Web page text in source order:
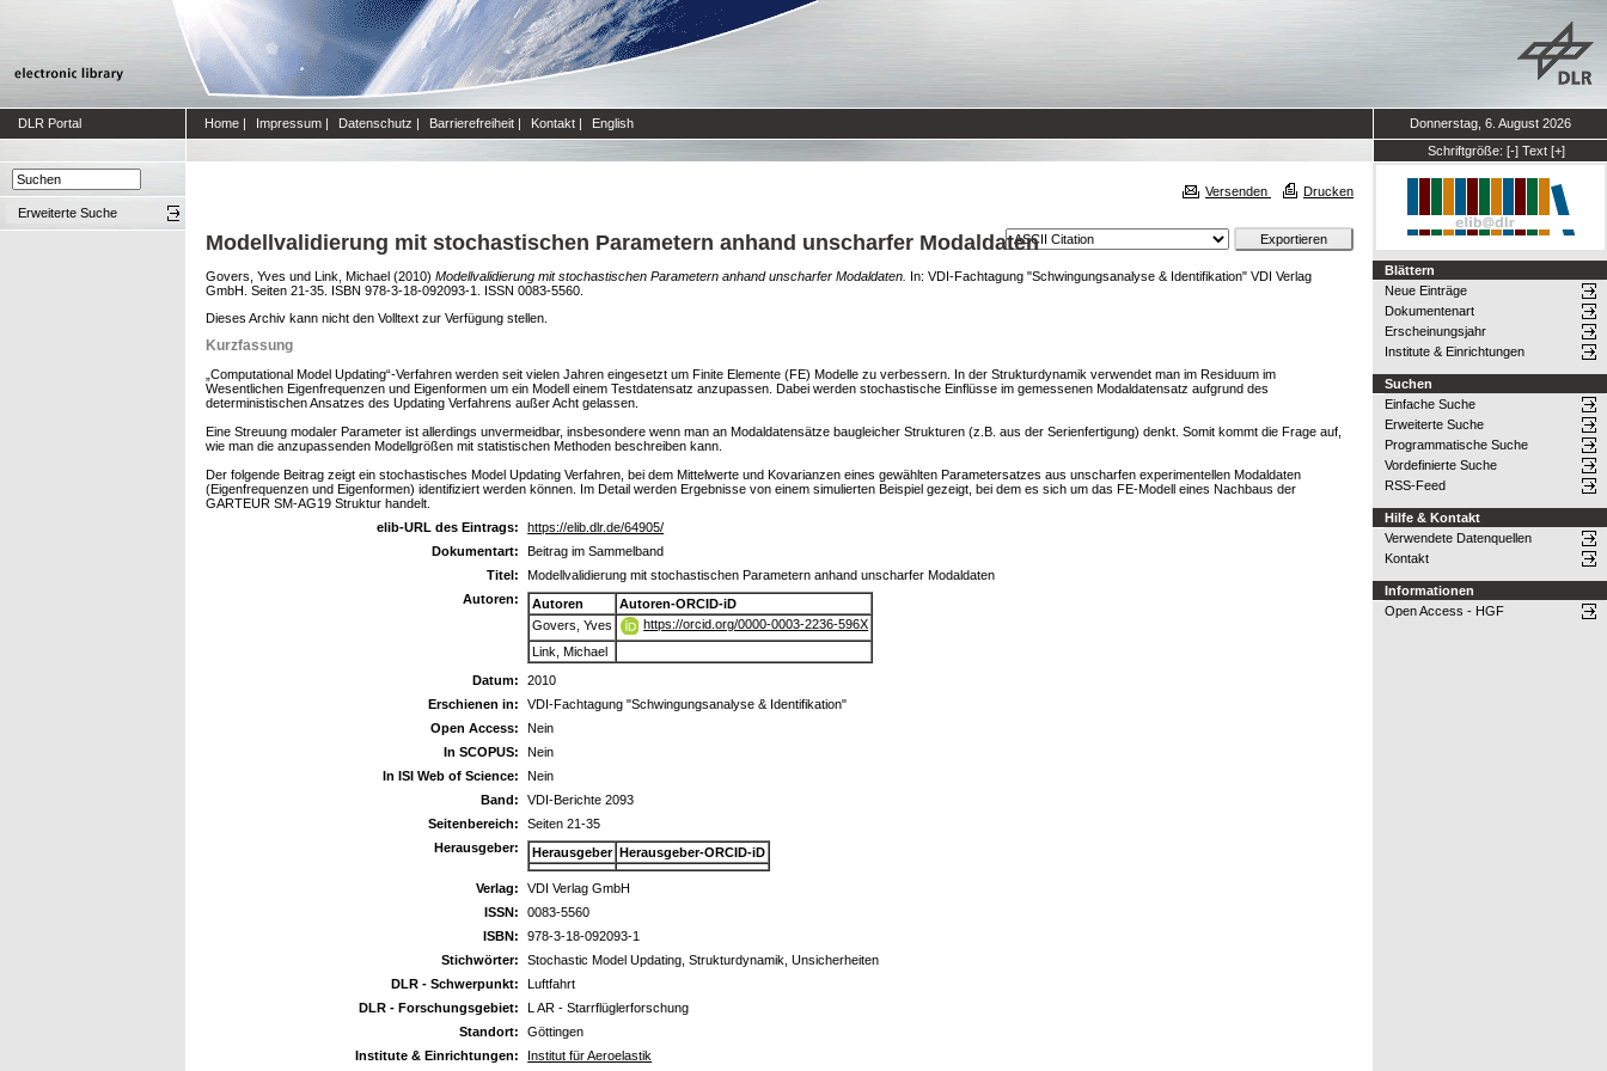
DLR Portal Home | Impressum | Datenschutz | Barrierefreiheit | Kontakt | English
Donnerstag, 6. August 2026
Schriftgröße: [-] Text [+]
Erweiterte Suche
Versenden Drucken
Modellvalidierung mit stochastischen Parametern anhand unscharfer Modaldaten
Govers, Yves und Link, Michael (2010) Modellvalidierung mit stochastischen Parametern anhand unscharfer Modaldaten. In: VDI-Fachtagung "Schwingungsanalyse & Identifikation" VDI Verlag
GmbH. Seiten 21-35. ISBN 978-3-18-092093-1. ISSN 0083-5560.
Dieses Archiv kann nicht den Volltext zur Verfügung stellen.
Kurzfassung
„Computational Model Updating“-Verfahren werden seit vielen Jahren eingesetzt um Finite Elemente (FE) Modelle zu verbessern. In der Strukturdynamik verwendet man im Residuum im
Wesentlichen Eigenfrequenzen und Eigenformen um ein Modell einem Testdatensatz anzupassen. Dabei werden stochastische Einflüsse im gemessenen Modaldatensatz aufgrund des
deterministischen Ansatzes des Updating Verfahrens außer Acht gelassen.
Eine Streuung modaler Parameter ist allerdings unvermeidbar, insbesondere wenn man an Modaldatensätze baugleicher Strukturen (z.B. aus der Serienfertigung) denkt. Somit kommt die Frage auf,
wie man die anzupassenden Modellgrößen mit statistischen Methoden beschreiben kann.
Der folgende Beitrag zeigt ein stochastisches Model Updating Verfahren, bei dem Mittelwerte und Kovarianzen eines gewählten Parametersatzes aus unscharfen experimentellen Modaldaten
(Eigenfrequenzen und Eigenformen) identifiziert werden können. Im Detail werden Ergebnisse von einem simulierten Beispiel gezeigt, bei dem es sich um das FE-Modell eines Nachbaus der
GARTEUR SM-AG19 Struktur handelt.
elib-URL des Eintrags:
https://elib.dlr.de/64905/
Dokumentart:
Beitrag im Sammelband
Titel:
Modellvalidierung mit stochastischen Parametern anhand unscharfer Modaldaten
Autoren:
Autoren
Autoren-ORCID-iD
Govers, Yves
https://orcid.org/0000-0003-2236-596X
Link, Michael
Datum:
2010
Erschienen in:
VDI-Fachtagung "Schwingungsanalyse & Identifikation"
Open Access:
Nein
In SCOPUS:
Nein
In ISI Web of Science:
Nein
Band:
VDI-Berichte 2093
Seitenbereich:
Seiten 21-35
Herausgeber:
Herausgeber Herausgeber-ORCID-iD
Verlag:
VDI Verlag GmbH
ISSN:
0083-5560
ISBN:
978-3-18-092093-1
Stichwörter:
Stochastic Model Updating, Strukturdynamik, Unsicherheiten
DLR - Schwerpunkt:
Luftfahrt
DLR - Forschungsgebiet:
L AR - Starrflüglerforschung
Standort:
Göttingen
Institute & Einrichtungen:
Institut für Aeroelastik
Blättern
Neue Einträge
Dokumentenart
Erscheinungsjahr
Institute & Einrichtungen
Suchen
Einfache Suche
Erweiterte Suche
Programmatische Suche
Vordefinierte Suche
RSS-Feed
Hilfe & Kontakt
Verwendete Datenquellen
Kontakt
Informationen
Open Access - HGF